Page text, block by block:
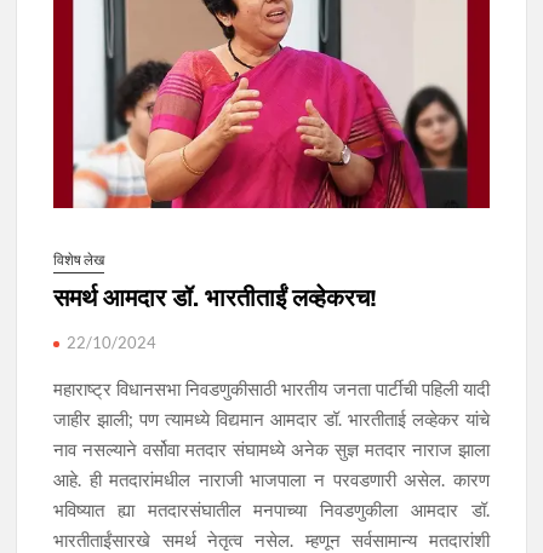
विशेष लेख
समर्थ आमदार डॉ. भारतीताईं लव्हेकरच!
22/10/2024
महाराष्ट्र विधानसभा निवडणुकीसाठी भारतीय जनता पार्टीची पहिली यादी
जाहीर झाली; पण त्यामध्ये विद्यमान आमदार डॉ. भारतीताई लव्हेकर यांचे
नाव नसल्याने वर्सोवा मतदार संघामध्ये अनेक सुज्ञ मतदार नाराज झाला
आहे. ही मतदारांमधील नाराजी भाजपाला न परवडणारी असेल. कारण
भविष्यात ह्या मतदारसंघातील मनपाच्या निवडणुकीला आमदार डॉ.
भारतीताईंसारखे समर्थ नेतृत्व नसेल. म्हणून सर्वसामान्य मतदारांशी